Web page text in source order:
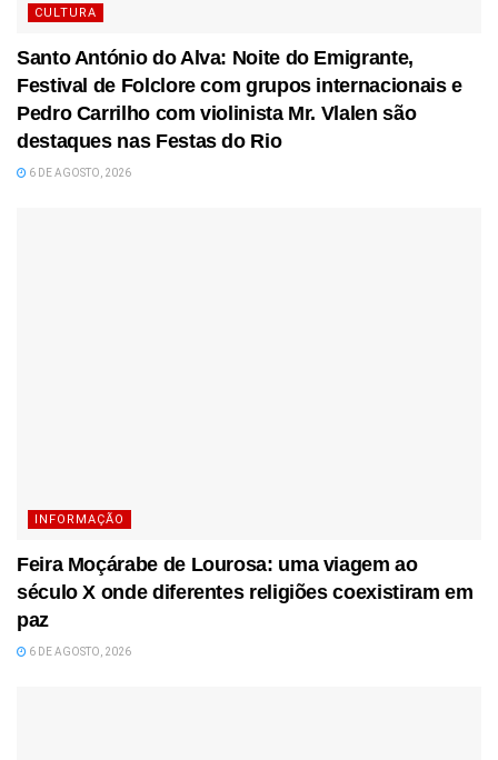
CULTURA
Santo António do Alva: Noite do Emigrante,
Festival de Folclore com grupos internacionais e
Pedro Carrilho com violinista Mr. Vlalen são
destaques nas Festas do Rio
6 DE AGOSTO, 2026
INFORMAÇÃO
Feira Moçárabe de Lourosa: uma viagem ao
século X onde diferentes religiões coexistiram em
paz
6 DE AGOSTO, 2026